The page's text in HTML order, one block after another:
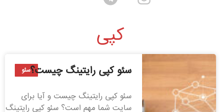
کپی
سئوسئو کپی رایتینگ چیست؟
سئو کپی رایتینگ چیست و آیا برای
سایت شما مهم است؟ سئو کپی رایتینگ